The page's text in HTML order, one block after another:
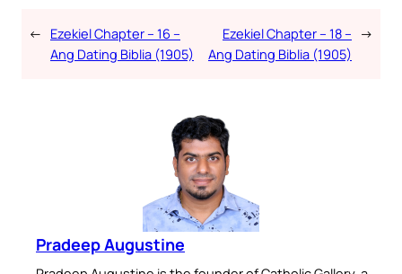
← Ezekiel Chapter – 16 –
Ang Dating Biblia (1905)
Ezekiel Chapter – 18 –
Ang Dating Biblia (1905)
→
Pradeep Augustine